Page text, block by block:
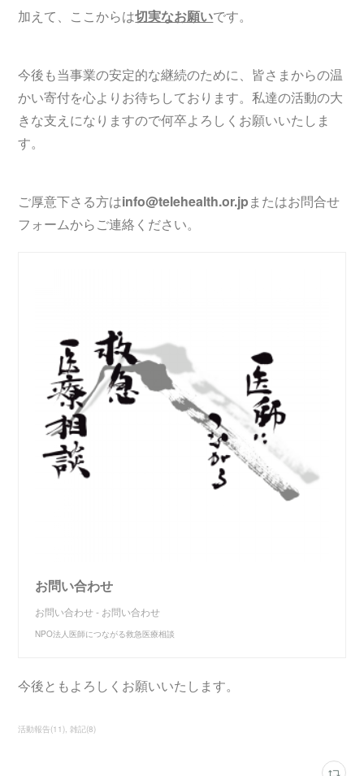
加えて、ここからは切実なお願いです。
今後も当事業の安定的な継続のために、皆さまからの温
かい寄付を心よりお待ちしております。私達の活動の大
きな支えになりますので何卒よろしくお願いいたしま
す。
ご厚意下さる方はinfo@telehealth.or.jpまたはお問合せ
フォームからご連絡ください。
お問い合わせ
お問い合わせ - お問い合わせ
NPO法人医師につながる救急医療相談
今後ともよろしくお願いいたします。
活動報告(11) 雑記(8)